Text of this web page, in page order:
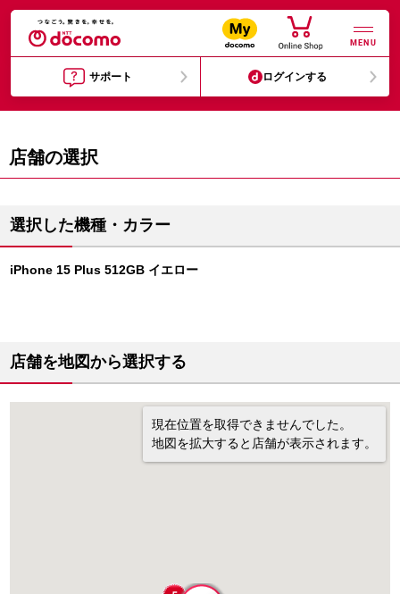
MENU
サポート ログインする
店舗の選択
選択した機種・カラー
iPhone 15 Plus 512GB イエロー
店舗を地図から選択する
現在位置を取得できませんでした。
地図を拡大すると店舗が表示されます。